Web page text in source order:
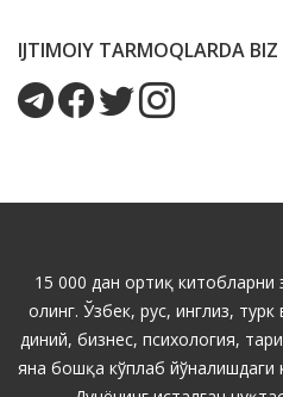
IJTIMOIY TARMOQLARDA BIZ
15 000 дан ортиқ китобларни
олинг. Ўзбек, рус, инглиз,
диний, бизнес, психология,
яна бошқа кўплаб йўналишдаги